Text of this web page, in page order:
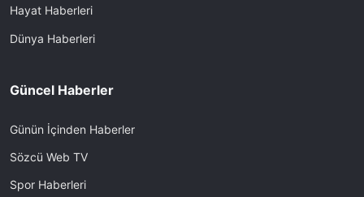
Hayat Haberleri
Dünya Haberleri
Güncel Haberler
Günün İçinden Haberler
Sözcü Web TV
Spor Haberleri